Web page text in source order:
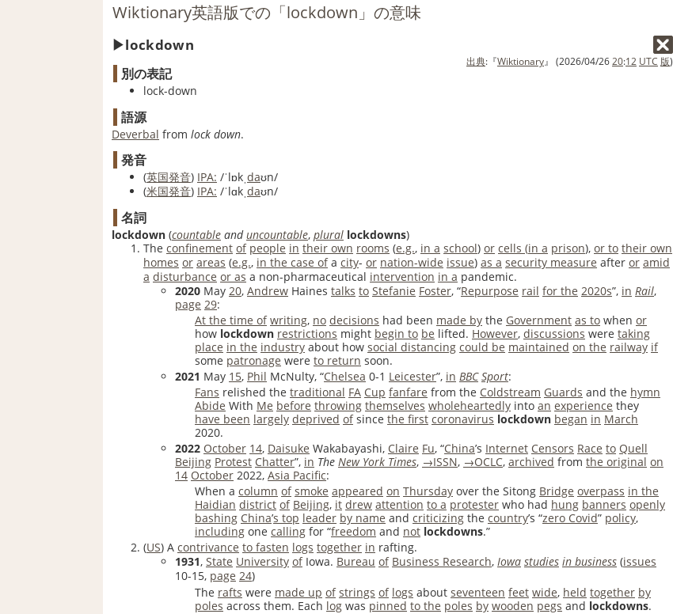
Wiktionary英語版での「lockdown」の意味
lockdown
出典:『Wiktionary 』 (2026/04/26 20:12 UTC 版)
別の表記
lock-down
語源
Deverbal from lock down.
発音
(英国発音) IPA: /ˈlɒkˌ daʊn/
(米国発音) IPA: /ˈlɑkˌ daʊn/
名詞
lockdown (countable anduncountable, plural lockdowns)
The confinement of people in their own rooms (e.g., in a school) or cells (in a prison), or to their own
homes or areas (e.g., in the case ofa city- or nation-wide issue) as a security measure after or amid
a disturbance or as a non-pharmaceutical intervention in a pandemic.
2020 May 20, Andrew Haines talks to Stefanie Foster, “Repurpose rail for the 2020s”, in Rail,
page 29:
At the time of writing, no decisions had been made by the Government as to when or
how lockdown restrictions might begin to be lifted. However, discussions were taking
place in the industry about how social distancing could be maintained on the railway if
some patronage were to return soon.
2021 May 15, Phil McNulty, “Chelsea 0-1 Leicester”, in BBC Sport‎:
Fans relished the traditional FA Cup fanfare from the Coldstream Guards and the hymn
Abide With Me before throwing themselves wholeheartedly into an experience they
have been largely deprived ofsince the first coronavirus lockdown began in March
2020.
2022 October 14, Daisuke Wakabayashi, Claire Fu, “China’s Internet Censors Race to Quell
Beijing Protest Chatter”, in The New York Times‎, →ISSN, →OCLC, archived from the original on
14 October 2022, Asia Pacific‎:
When a column of smoke appeared on Thursday over the Sitong Bridge overpass in the
Haidian district of Beijing, it drew attention to a protester who had hung banners openly
bashing China’s top leader by name and criticizing the country’s “zero Covid” policy,
including one calling for “freedom and not lockdowns.”
(US) A contrivance to fasten logs together in rafting.
1931, State University ofIowa. Bureau of Business Research, Iowa studies in business (issues
10-15, page 24)
The rafts were made up of strings of logs about seventeen feet wide, held together by
poles across them. Each log was pinned to the poles by wooden pegs and lockdowns.